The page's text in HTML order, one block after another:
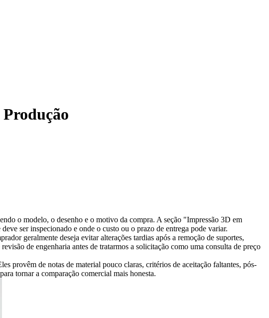
o modelo, o desenho e o motivo da compra. A seção "Impressão 3D em
ser inspecionado e onde o custo ou o prazo de entrega pode variar.
geralmente deseja evitar alterações tardias após a remoção de suportes,
de engenharia antes de tratarmos a solicitação como uma consulta de preço
provêm de notas de material pouco claras, critérios de aceitação faltantes, pós-
tornar a comparação comercial mais honesta.